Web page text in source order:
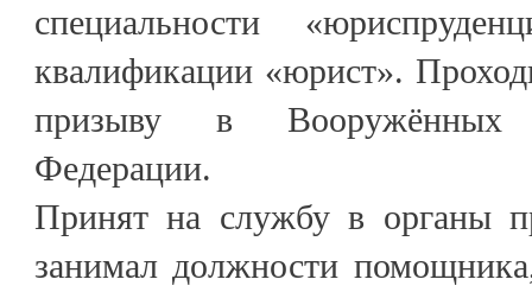
специальности
квалификации «юрист».
призыву в Вооружённых
Федерации.
Принят на службу в органы
занимал должности